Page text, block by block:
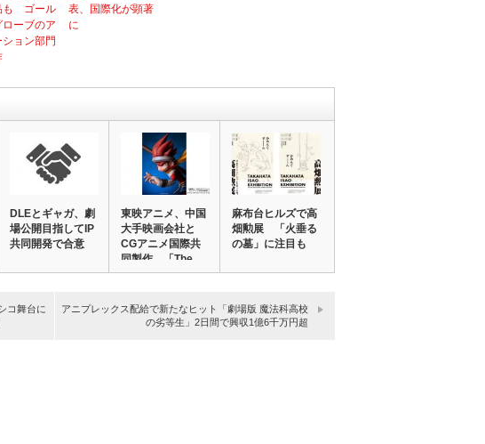
も ゴール
ーブのア
ション部門
表、国際化が顕著
に
DLEとギャガ、劇
場公開目指してIP
共同開発で合意
東映アニメ、中国
大手映画会社と
CGアニメ国際共
同製作 「The …
麻布台ヒルズで高
畑勲展 「火垂る
の墓」に注目も
コ舞台に
アニプレックス配給で新たなヒット「劇場版 魔法科高校
の劣等生」2日間で興収1億6千万円超